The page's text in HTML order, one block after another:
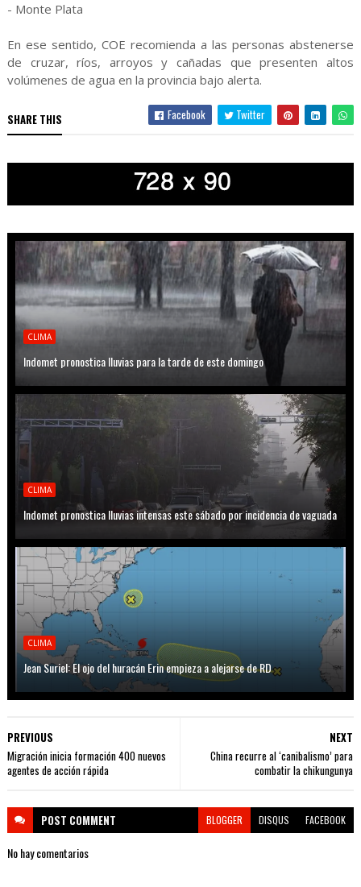
- Monte Plata
En ese sentido, COE recomienda a las personas abstenerse
de cruzar, ríos, arroyos y cañadas que presenten altos
volúmenes de agua en la provincia bajo alerta.
SHARE THIS Facebook Twitter
CLIMA
Indomet pronostica lluvias para la tarde de este domingo
CLIMA
Indomet pronostica lluvias intensas este sábado por incidencia de vaguada
CLIMA
Jean Suriel: El ojo del huracán Erin empieza a alejarse de RD
NEXT
China recurre al ‘canibalismo’ para
combatir la chikungunya
PREVIOUS
Migración inicia formación 400 nuevos
agentes de acción rápida
POST COMMENT BLOGGER DISQUS FACEBOOK
No hay comentarios